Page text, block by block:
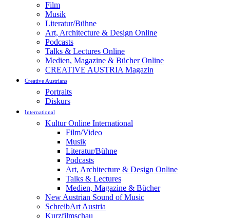
Film
Musik
Literatur/Bühne
Art, Architecture & Design Online
Podcasts
Talks & Lectures Online
Medien, Magazine & Bücher Online
CREATIVE AUSTRIA Magazin
Creative Austrians
Portraits
Diskurs
International
Kultur Online International
Film/Video
Musik
Literatur/Bühne
Podcasts
Art, Architecture & Design Online
Talks & Lectures
Medien, Magazine & Bücher
New Austrian Sound of Music
SchreibArt Austria
Kurzfilmschau